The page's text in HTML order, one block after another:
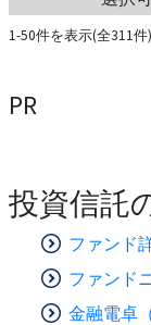
1-50件を表示(全311件)
PR
投資信託
ファンド
ファンド
金融電卓